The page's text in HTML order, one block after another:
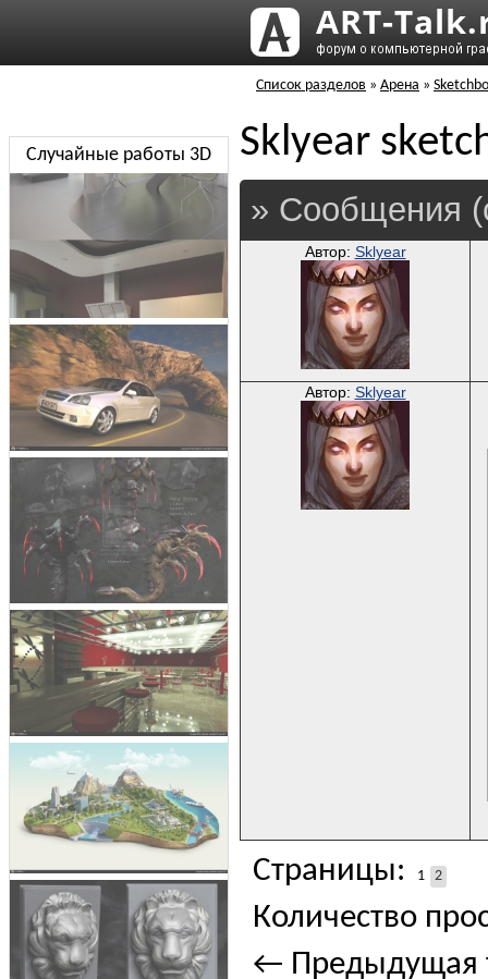
Список разделов » Арена »
Sklyear
» Сообщения
Автор: Sklyear
Автор: Sklyear
Страницы: 1 2
Количество
← Предыдущая
Случайные работы 3D